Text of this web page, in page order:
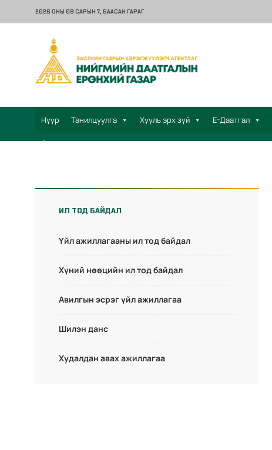
2026 ОНЫ 08 САРЫН 7, БААСАН ГАРАГ
Нүүр Танилцуулга Хууль эрх зүй Е-Даатгал
Санал хүсэлт
ИЛ ТОД БАЙДАЛ
Үйл ажиллагааны ил тод байдал
Хүний нөөцийн ил тод байдал
Авилгын эсрэг үйл ажиллагаа
Шилэн данс
Худалдан авах ажиллагаа